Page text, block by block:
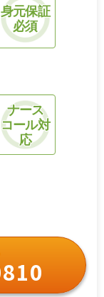
身元保証
必須
ナース
コール対
応